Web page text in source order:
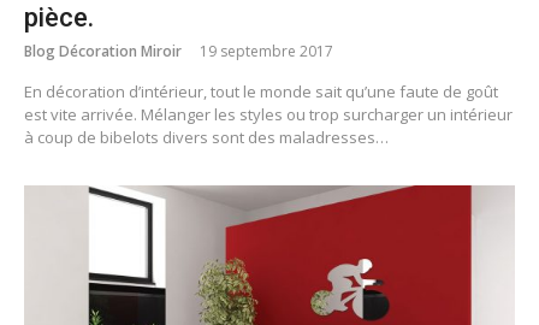
pièce.
Blog Décoration Miroir 19 septembre 2017
En décoration d’intérieur, tout le monde sait qu’une faute de goût
est vite arrivée. Mélanger les styles ou trop surcharger un intérieur
à coup de bibelots divers sont des maladresses…